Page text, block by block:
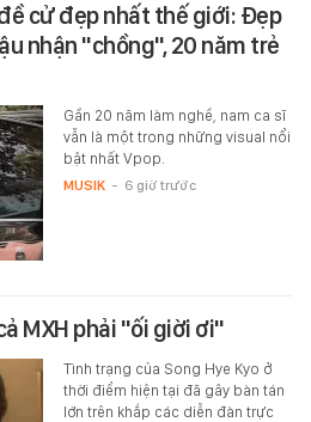
cử đẹp nhất thế giới: Đẹp
nhận "chồng", 20 năm trẻ
Gần 20 năm làm nghề, nam ca sĩ
vẫn là một trong những visual nổi
bật nhất Vpop.
MUSIK - 6 giờ trước
MXH phải "ối giời ơi"
Tình trạng của Song Hye Kyo ở
thời điểm hiện tại đã gây bàn tán
lớn trên khắp các diễn đàn trực